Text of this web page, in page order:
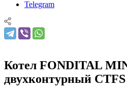
Telegram
Котел FONDITAL
двухконтурный